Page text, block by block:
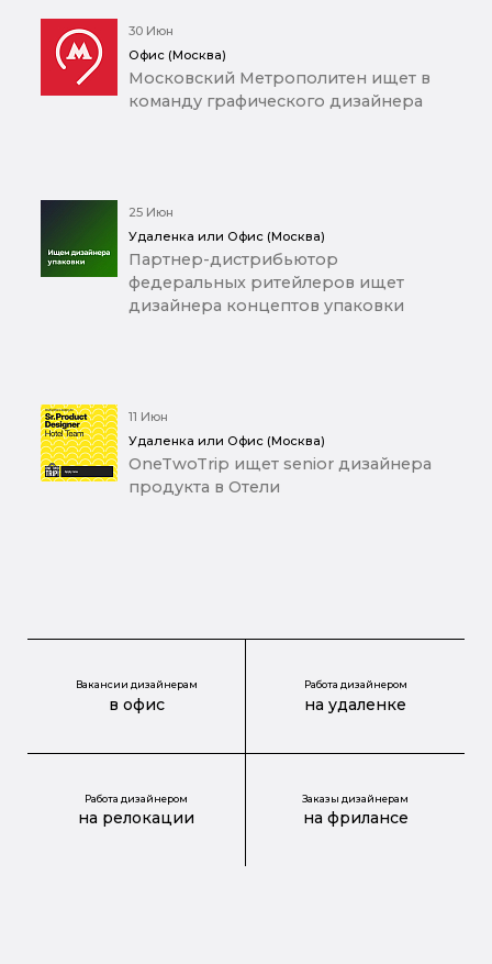
30 Июн
Офис (Москва)
Московский Метрополитен ищет в
команду графического дизайнера
25 Июн
Удаленка или Офис (Москва)
Партнер-дистрибьютор
федеральных ритейлеров ищет
дизайнера концептов упаковки
11 Июн
Удаленка или Офис (Москва)
OneTwoTrip ищет senior дизайнера
продукта в Отели
Вакансии дизайнерам
в офис
Работа дизайнером
на удаленке
Работа дизайнером
на релокации
Заказы дизайнерам
на фрилансе